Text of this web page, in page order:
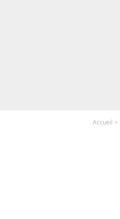
Accueil